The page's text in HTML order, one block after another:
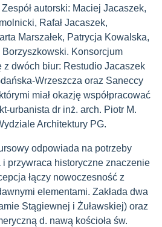
autorski: Maciej Jacaszek,
Rafał Jacaszek,
Marszałek, Patrycja Kowalska,
Konsorcjum
z dwóch biur: Restudio Jacaszek
Wrzeszcza oraz Saneccy
miał okazję współpracować
urbanista dr inż. arch. Piotr M.
Architektury PG.
odpowiada na potrzeby
przywraca historyczne znaczenie
łączy nowoczesność z
elementami. Zakłada dwa
Stągiewnej i Żuławskiej) oraz
d. nawą kościoła św.